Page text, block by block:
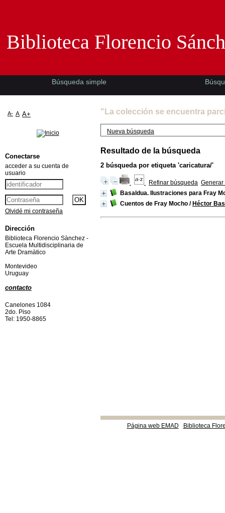
"La colección se encuentra
Nueva búsqueda
Resultado de la búsqueda
2 búsqueda por etiqueta 'caricatura/'
Refinar búsqueda Generar
Basaldua. Ilustraciones para Fray
Cuentos de Fray Mocho / Héctor
Página web EMAD Biblioteca
Biblioteca Florencio
Búsqueda simple
A- A A+
Conectarse
acceder a su cuenta de
usuario
Olvidé mi contraseña
Dirección
Biblioteca Florencio Sànchez -
Escuela Multidisciplinaria de
Arte Dramàtico
Montevideo
Uruguay
contacto
Canelones 1084
2do. Piso
Tel: 1950-8865